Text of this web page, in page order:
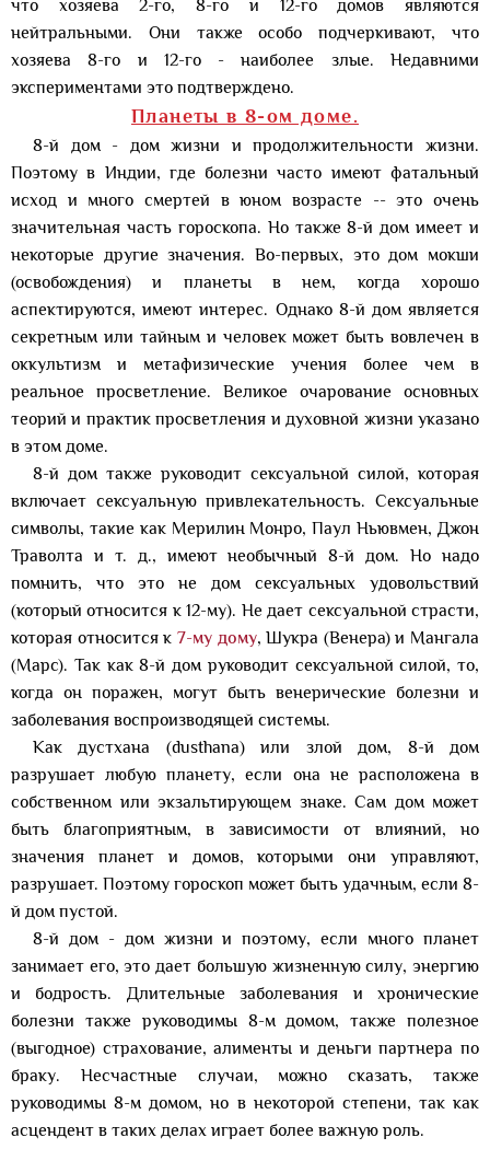
что хозяева 2-го, 8-го и 12-го домов являются
нейтральными. Они также особо подчеркивают, что
хозяева 8-го и 12-го - наиболее злые. Недавними
экспериментами это подтверждено.
Планеты в 8-ом доме.
8-й дом - дом жизни и продолжительности жизни.
Поэтому в Индии, где болезни часто имеют фатальный
исход и много смертей в юном возрасте -- это очень
значительная часть гороскопа. Но также 8-й дом имеет и
некоторые другие значения. Во-первых, это дом мокши
(освобождения) и планеты в нем, когда хорошо
аспектируются, имеют интерес. Однако 8-й дом является
секретным или тайным и человек может быть вовлечен в
оккультизм и метафизические учения более чем в
реальное просветление. Великое очарование основных
теорий и практик просветления и духовной жизни указано
в этом доме.
8-й дом также руководит сексуальной силой, которая
включает сексуальную привлекательность. Сексуальные
символы, такие как Мерилин Монро, Паул Ньювмен, Джон
Траволта и т. д., имеют необычный 8-й дом. Но надо
помнить, что это не дом сексуальных удовольствий
(который относится к 12-му). Не дает сексуальной страсти,
которая относится к 7-му дому, Шукра (Венера) и Мангала
(Марс). Так как 8-й дом руководит сексуальной силой, то,
когда он поражен, могут быть венерические болезни и
заболевания воспроизводящей системы.
Как дустхана (dusthana) или злой дом, 8-й дом
разрушает любую планету, если она не расположена в
собственном или экзальтирующем знаке. Сам дом может
быть благоприятным, в зависимости от влияний, но
значения планет и домов, которыми они управляют,
разрушает. Поэтому гороскоп может быть удачным, если 8-
й дом пустой.
8-й дом - дом жизни и поэтому, если много планет
занимает его, это дает большую жизненную силу, энергию
и бодрость. Длительные заболевания и хронические
болезни также руководимы 8-м домом, также полезное
(выгодное) страхование, алименты и деньги партнера по
браку. Несчастные случаи, можно сказать, также
руководимы 8-м домом, но в некоторой степени, так как
асцендент в таких делах играет более важную роль.